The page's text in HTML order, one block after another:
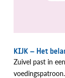
KIJK – Het
Zuivel past in